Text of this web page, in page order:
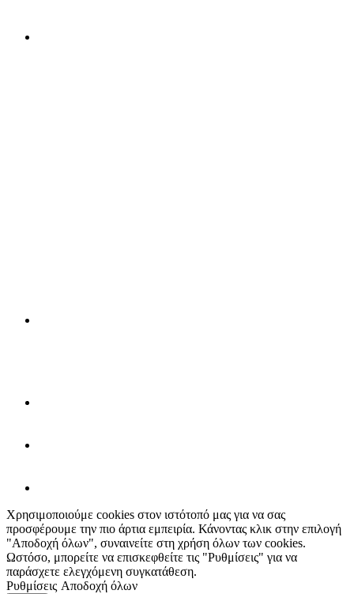
Χρησιμοποιούμε cookies στον ιστότοπό μας για να σας
προσφέρουμε την πιο άρτια εμπειρία. Κάνοντας κλικ στην επιλογή
"Αποδοχή όλων", συναινείτε στη χρήση όλων των cookies.
Ωστόσο, μπορείτε να επισκεφθείτε τις "Ρυθμίσεις" για να
παράσχετε ελεγχόμενη συγκατάθεση.
Ρυθμίσεις Αποδοχή όλων